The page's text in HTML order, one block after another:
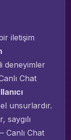
iletişim
deneyimler
Chat
unsurlardır.
saygılı
Canlı Chat